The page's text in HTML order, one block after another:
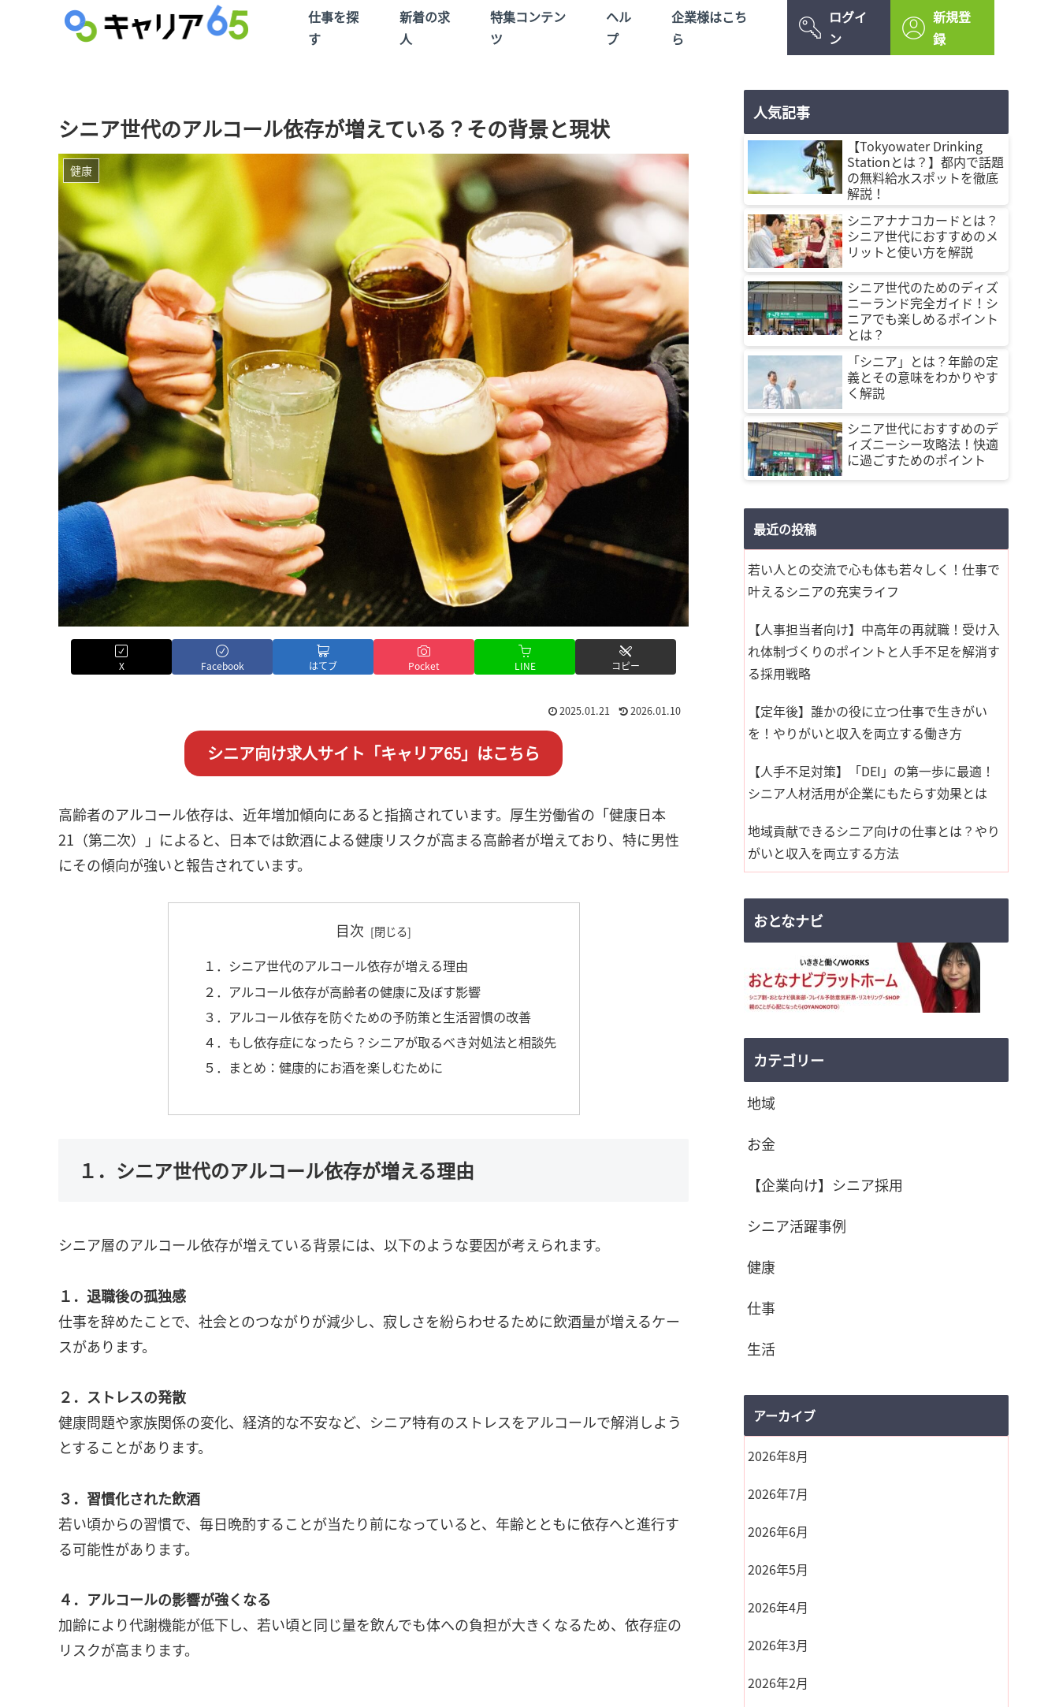
仕事を探
す
新着の求
人
特集コンテン
ツ
ヘル
プ
企業様はこち
ら
ログイ
ン
新規登
録
シニア世代のアルコール依存が増えている？その背景と現状
健康
X Facebook はてブ Pocket LINE コピー
2025.01.21 2026.01.10
シニア向け求人サイト「キャリア65」はこちら
高齢者のアルコール依存は、近年増加傾向にあると指摘されています。厚生労働省の「健康日本
21（第二次）」によると、日本では飲酒による健康リスクが高まる高齢者が増えており、特に男性
にその傾向が強いと報告されています。
目次
１．シニア世代のアルコール依存が増える理由
２．アルコール依存が高齢者の健康に及ぼす影響
３．アルコール依存を防ぐための予防策と生活習慣の改善
４．もし依存症になったら？シニアが取るべき対処法と相談先
５．まとめ：健康的にお酒を楽しむために
１．シニア世代のアルコール依存が増える理由
シニア層のアルコール依存が増えている背景には、以下のような要因が考えられます。
１．退職後の孤独感
仕事を辞めたことで、社会とのつながりが減少し、寂しさを紛らわせるために飲酒量が増えるケー
スがあります。
２．ストレスの発散
健康問題や家族関係の変化、経済的な不安など、シニア特有のストレスをアルコールで解消しよう
とすることがあります。
３．習慣化された飲酒
若い頃からの習慣で、毎日晩酌することが当たり前になっていると、年齢とともに依存へと進行す
る可能性があります。
４．アルコールの影響が強くなる
加齢により代謝機能が低下し、若い頃と同じ量を飲んでも体への負担が大きくなるため、依存症の
リスクが高まります。
人気記事
【Tokyowater Drinking
Stationとは？】都内で話題
の無料給水スポットを徹底
解説！
シニアナナコカードとは？
シニア世代におすすめのメ
リットと使い方を解説
シニア世代のためのディズ
ニーランド完全ガイド！シ
ニアでも楽しめるポイント
とは？
「シニア」とは？年齢の定
義とその意味をわかりやす
く解説
シニア世代におすすめのデ
ィズニーシー攻略法！快適
に過ごすためのポイント
最近の投稿
若い人との交流で心も体も若々しく！仕事で
叶えるシニアの充実ライフ
【人事担当者向け】中高年の再就職！受け入
れ体制づくりのポイントと人手不足を解消す
る採用戦略
【定年後】誰かの役に立つ仕事で生きがい
を！やりがいと収入を両立する働き方
【人手不足対策】「DEI」の第一歩に最適！
シニア人材活用が企業にもたらす効果とは
地域貢献できるシニア向けの仕事とは？やり
がいと収入を両立する方法
おとなナビ
カテゴリー
地域
お金
【企業向け】シニア採用
シニア活躍事例
健康
仕事
生活
アーカイブ
2026年8月
2026年7月
2026年6月
2026年5月
2026年4月
2026年3月
2026年2月